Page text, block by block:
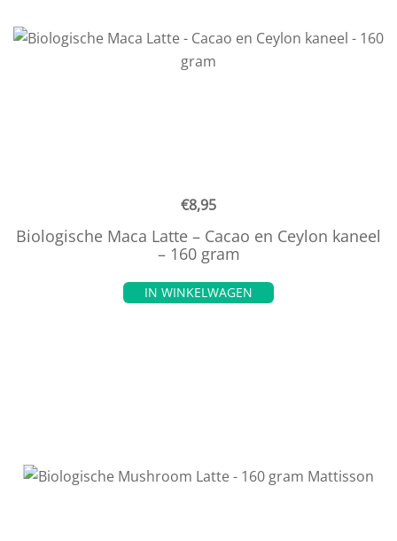
€8,95
Biologische Maca Latte – Cacao en Ceylon kaneel
– 160 gram
IN WINKELWAGEN